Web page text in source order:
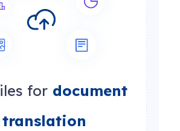
for document
translation